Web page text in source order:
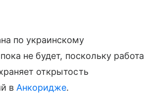
по украинскому
не будет, поскольку работа
открытость
в Анкоридже.